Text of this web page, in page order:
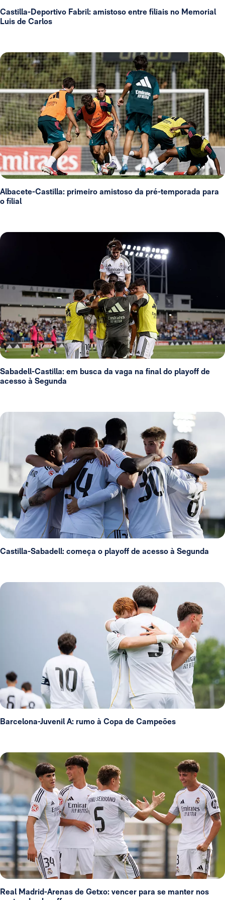
Castilla-Deportivo Fabril: amistoso entre filiais no Memorial
Luis de Carlos
Albacete-Castilla: primeiro amistoso da pré-temporada para
o filial
Sabadell-Castilla: em busca da vaga na final do playoff de
acesso à Segunda
Castilla-Sabadell: começa o playoff de acesso à Segunda
Barcelona-Juvenil A: rumo à Copa de Campeões
Real Madrid-Arenas de Getxo: vencer para se manter nos